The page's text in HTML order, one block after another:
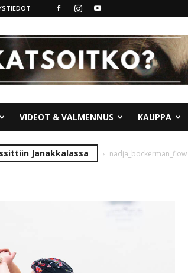
VIDEOT & VALMENNUS KAUPPA
Janakkalassa nadja_bockerman_flow